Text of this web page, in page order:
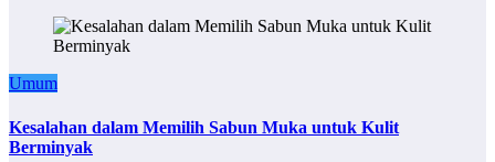
Umum
Kesalahan dalam Memilih Sabun Muka untuk Kulit
Berminyak